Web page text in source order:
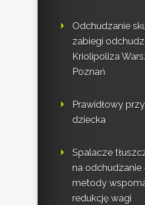
Odchudzanie
zabiegi
Kriolipoliza
Poznań
Prawidłowy
dziecka
Spalacze
na odchudzanie
metody
redukcję wagi